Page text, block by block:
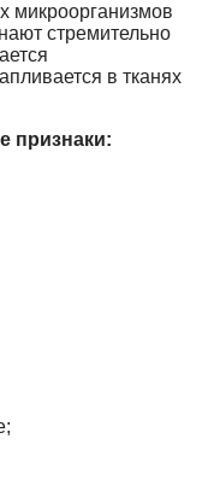
микроорганизмов
стремительно
в тканях
признаки: